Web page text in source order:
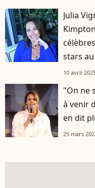
Julia
stars
10 avril
"On ne
à venir
en dit
25 mars